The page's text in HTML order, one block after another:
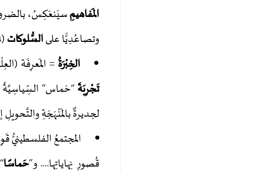
المَفاهيمِسيَنعَكِسُ،
وتصاعُدِيًّا علىالسُّلوكات(Behaviors)
الخِبْرَةُ= المَعرِفَة
تَجْرِبَةَ“حَماس” السِّياسِيَّةُ
لجديرةٌ بالمَنْهَجَةِ والتَّحويلِ
المجتمعُ
قُصورِ نِهاياتِها…. و”حَماسًا